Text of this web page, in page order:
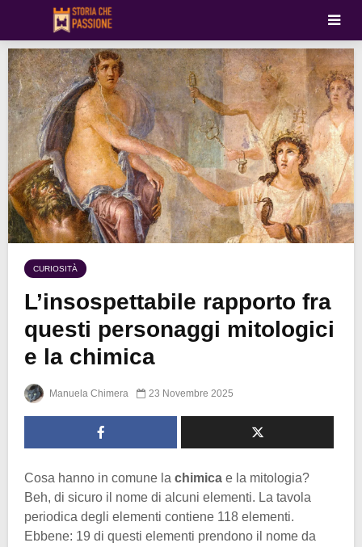
CURIOSITÀ
L’insospettabile rapporto fra
questi personaggi mitologici
e la chimica
Manuela Chimera 23 Novembre 2025
Cosa hanno in comune la chimica e la mitologia?
Beh, di sicuro il nome di alcuni elementi. La tavola
periodica degli elementi contiene 118 elementi.
Ebbene: 19 di questi elementi prendono il nome da